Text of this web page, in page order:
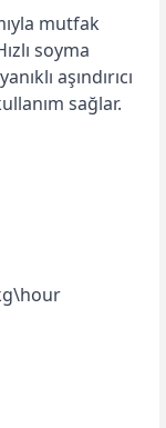
mutfak
soyma
aşındırıcı
sağlar.